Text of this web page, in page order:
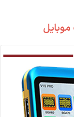
موبایل